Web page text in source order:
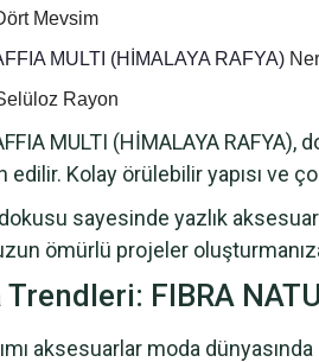
Mevsim
MULTI (HİMALAYA RAFYA)
Rayon
MULTI (HİMALAYA
Kolay örülebilir yapısı ve
sayesinde yazlık
ömürlü projeler
FIBRA
aksesuarlar moda